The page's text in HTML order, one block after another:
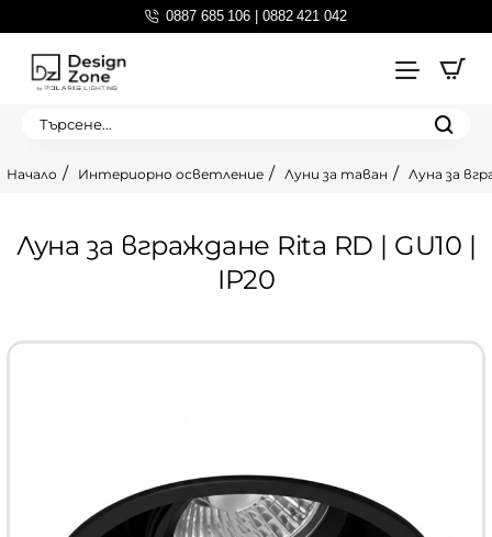
0887 685 106 | 0882 421 042
Търсене...
Луна за вграждане Rita RD | GU10 |
IP20
Интериорно осветление Луни за таван Луна за